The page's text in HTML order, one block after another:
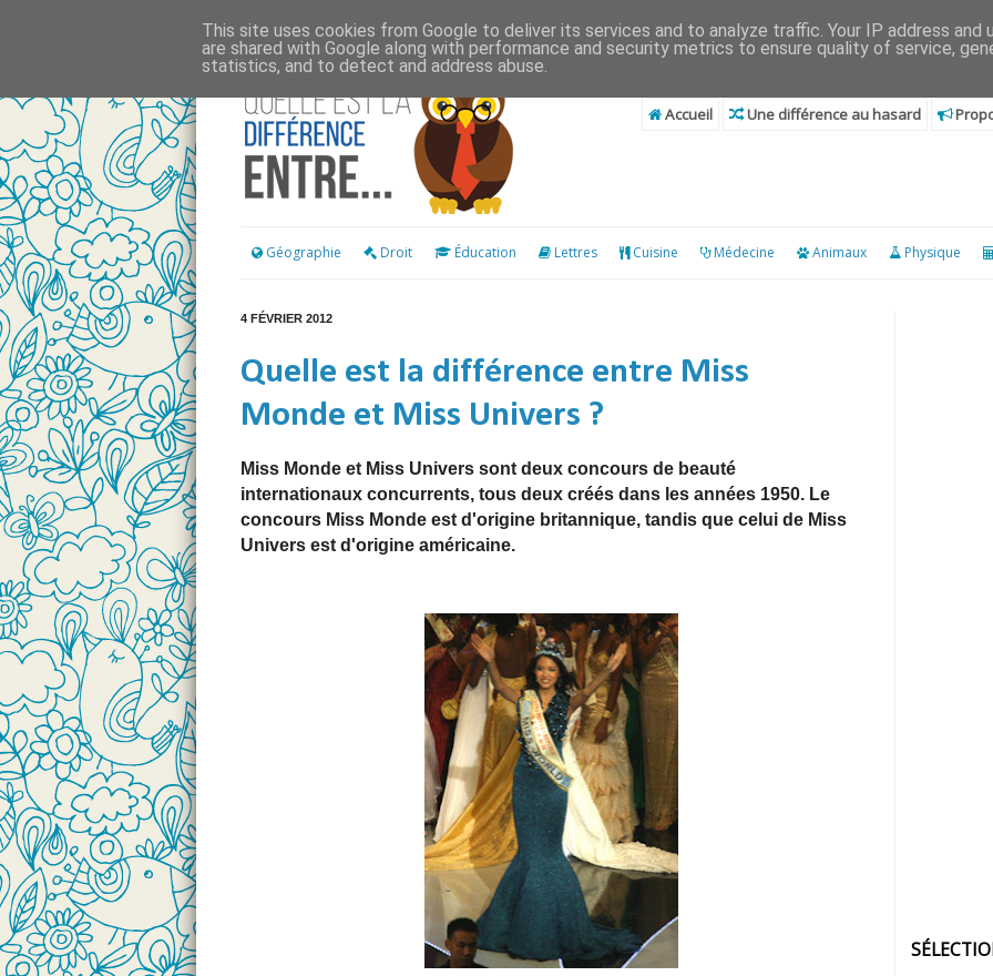
Accueil Une différence au hasard
Géographie Droit Éducation Lettres Cuisine Médecine Animaux Physique
4 FÉVRIER 2012
Quelle est la différence entre Miss
Monde et Miss Univers ?
Miss Monde et Miss Univers sont deux concours de beauté
internationaux concurrents, tous deux créés dans les années 1950. Le
concours Miss Monde est d'origine britannique, tandis que celui de Miss
Univers est d'origine américaine.
This site uses cookies from Google to deliver its services and to analyze traffic. Your IP address and
are shared with Google along with performance and security metrics to ensure quality of service,
statistics, and to detect and address abuse.